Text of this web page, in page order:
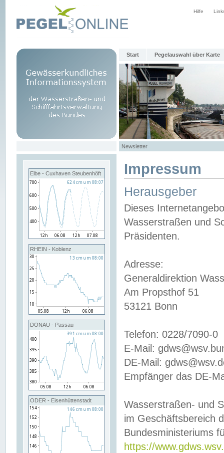
Hilfe
Start Pegelauswahl über Karte
Newsletter
Elbe - Cuxhaven Steubenhöft
RHEIN - Koblenz
DONAU - Passau
ODER - Eisenhüttenstadt
Impressum
Herausgeber
Dieses
Wasserstraßen und
Präsidenten.
Adresse:
Generaldirektion
Am Propsthof 51
53121 Bonn
Telefon: 0228/7090-0
E-Mail:
DE-Mail:
Empfänger das DE-
Wasserstraßen- und
im Geschäftsbereich
Bundesministeriums
https://